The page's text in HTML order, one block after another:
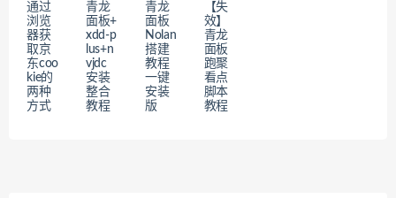
通过
浏览
器获
取京
东coo
kie的
两种
方式
青龙
面板+
xdd-p
lus+n
vjdc
安装
整合
教程
青龙
面板
Nolan
搭建
教程
一键
安装
版
【失
效】
青龙
面板
跑聚
看点
脚本
教程